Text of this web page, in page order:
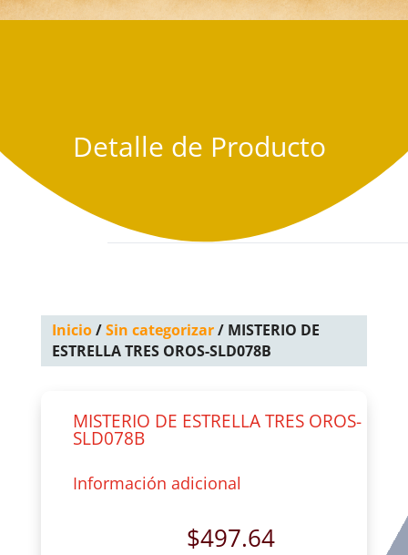
Detalle de Producto
Inicio/Sin categorizar/ MISTERIO DE
ESTRELLA TRES OROS-SLD078B
MISTERIO DE ESTRELLA TRES OROS-
SLD078B
Información adicional
$497.64